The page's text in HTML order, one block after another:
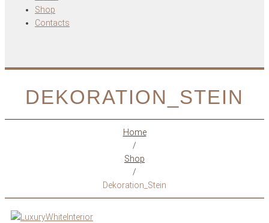
Shop
Contacts
DEKORATION_STEIN
Home
/
Shop
/
Dekoration_Stein